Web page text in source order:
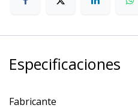
Especificaciones
Fabricante